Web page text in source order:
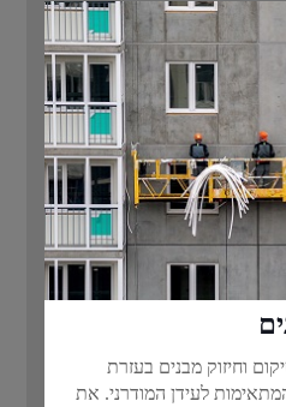
וחיזוק מבנים בעזרת
לעידן המודרני. את